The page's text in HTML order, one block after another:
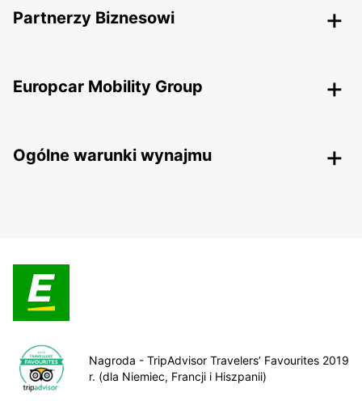
Partnerzy Biznesowi
Europcar Mobility Group
Ogólne warunki wynajmu
Nagroda - TripAdvisor Travelers’ Favourites 2019
r. (dla Niemiec, Francji i Hiszpanii)